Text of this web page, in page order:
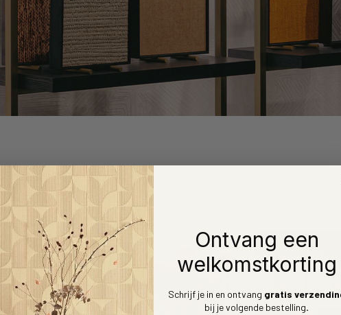
Ontvang een
welkomstkorting
Schrijf je in en ontvang gratis
bij je volgende bestelling.